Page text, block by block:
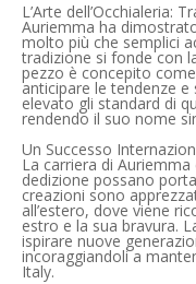
L’Arte dell’Occhialeria:
Auriemma ha
molto più che semplici
tradizione si fonde con
pezzo è concepito come
anticipare le tendenze e
elevato gli standard di
rendendo il suo nome
Un Successo
La carriera di
dedizione possano
creazioni sono
all’estero, dove viene
estro e la sua bravura.
ispirare nuove
incoraggiandoli a
Italy.